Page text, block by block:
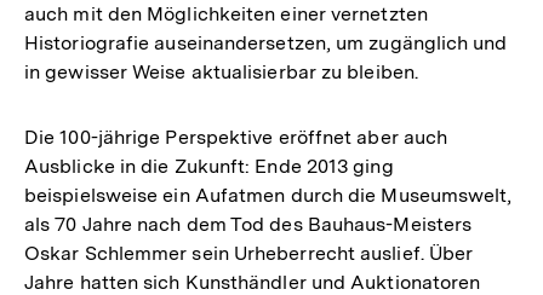
auch mit den Möglichkeiten einer vernetzten
Historiografie auseinandersetzen, um zugänglich und
in gewisser Weise aktualisierbar zu bleiben.
Die 100-jährige Perspektive eröffnet aber auch
Ausblicke in die Zukunft: Ende 2013 ging
beispielsweise ein Aufatmen durch die Museumswelt,
als 70 Jahre nach dem Tod des Bauhaus-Meisters
Oskar Schlemmer sein Urheberrecht auslief. Über
Jahre hatten sich Kunsthändler und Auktionatoren